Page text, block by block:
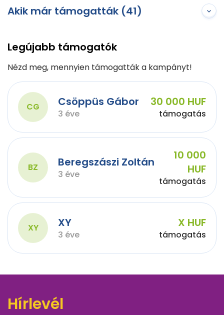
Akik már támogatták (41)
Legújabb támogatók
Nézd meg, mennyien támogatták a kampányt!
CG Csöppüs Gábor
3 éve
30 000 HUF
támogatás
BZ Beregszászi Zoltán
3 éve
10 000
HUF
támogatás
XY XY
3 éve
X HUF
támogatás
Hírlevél